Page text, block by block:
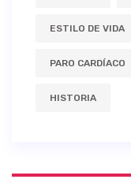
ESTILO DE VIDA
PARO CARDÍACO
HISTORIA